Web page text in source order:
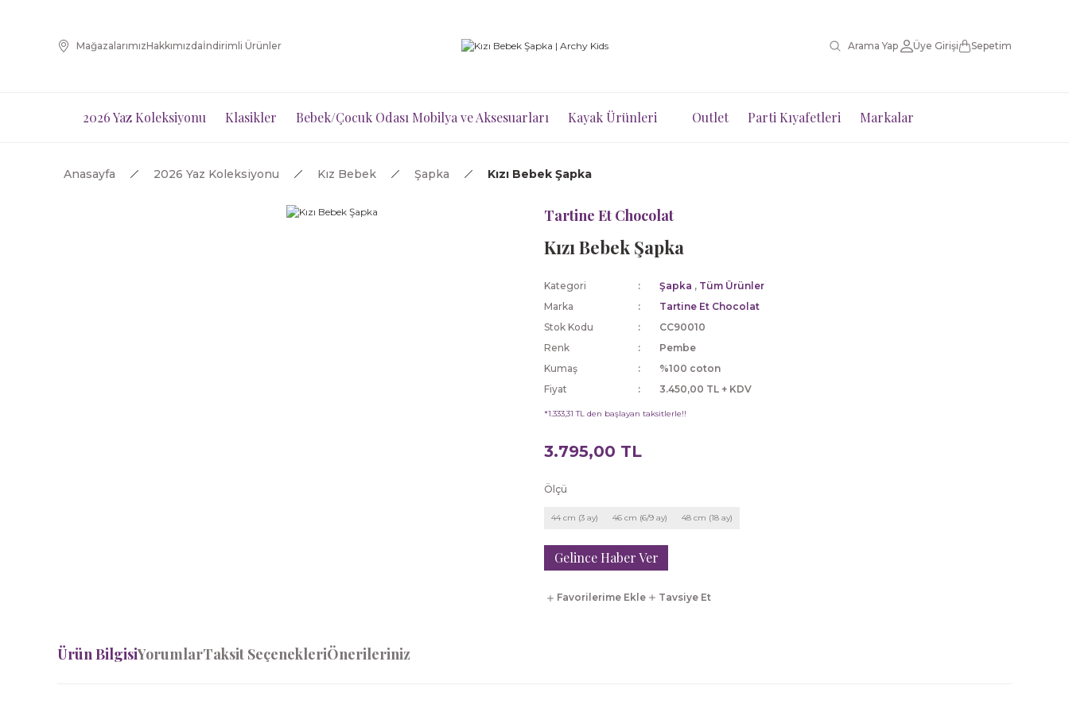
MağazalarımızHakkımızdaİndirimli Ürünler Üye Girişi Sepetim
2026 Yaz Koleksiyonu Klasikler Bebek/Çocuk Odası Mobilya ve Aksesuarları Kayak Ürünleri Outlet Parti Kıyafetleri Markalar
Anasayfa 2026 Yaz Koleksiyonu Kız Bebek Şapka Kızı Bebek Şapka
Tartine Et Chocolat
Kızı Bebek Şapka
Kategori Şapka , Tüm Ürünler
Marka
Tartine Et Chocolat
Stok Kodu
CC90010
Renk
Pembe
Kumaş
%100 coton
Fiyat
3.450,00 TL + KDV
*1.333,31 TL den başlayan taksitlerle!!
3.795,00 TL
Ölçü
44 cm (3 ay) 46 cm (6/9 ay) 48 cm (18 ay)
Gelince Haber Ver
Tavsiye Et
Ürün BilgisiYorumlarTaksit SeçenekleriÖnerileriniz